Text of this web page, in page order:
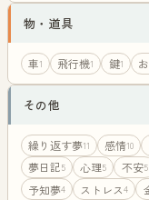
物・道具
車1 飛行機1 鍵1
その他
繰り返す夢11 感情10
夢日記5 心理5 不安5
予知夢4 ストレス4